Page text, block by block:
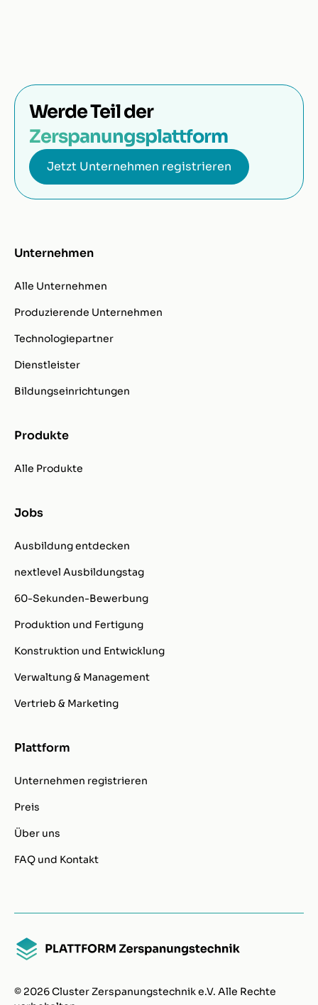
Werde Teil der
Zerspanungsplattform
Jetzt Unternehmen registrieren
Unternehmen
Alle Unternehmen
Produzierende Unternehmen
Technologiepartner
Dienstleister
Bildungseinrichtungen
Produkte
Alle Produkte
Jobs
Ausbildung entdecken
nextlevel Ausbildungstag
60-Sekunden-Bewerbung
Produktion und Fertigung
Konstruktion und Entwicklung
Verwaltung & Management
Vertrieb & Marketing
Plattform
Unternehmen registrieren
Preis
Über uns
FAQ und Kontakt
© 2026 Cluster Zerspanungstechnik e.V. Alle Rechte